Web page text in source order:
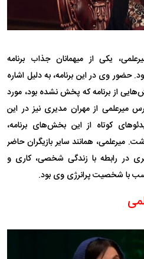
یکی از میهمانان جذاب برنامه
حضور وی در این برنامه، به دلیل اشاره
از برنامه که پخش نشده بود، مورد
میرعلمی از مهران مدیری نیز در این
کوتاه از این بخش‌های برنامه،
میرعلمی، همانند سایر بازیگران حاضر
در رابطه با زندگی شخصی، کاری و
با شخصیت پرانرژی وی بود.